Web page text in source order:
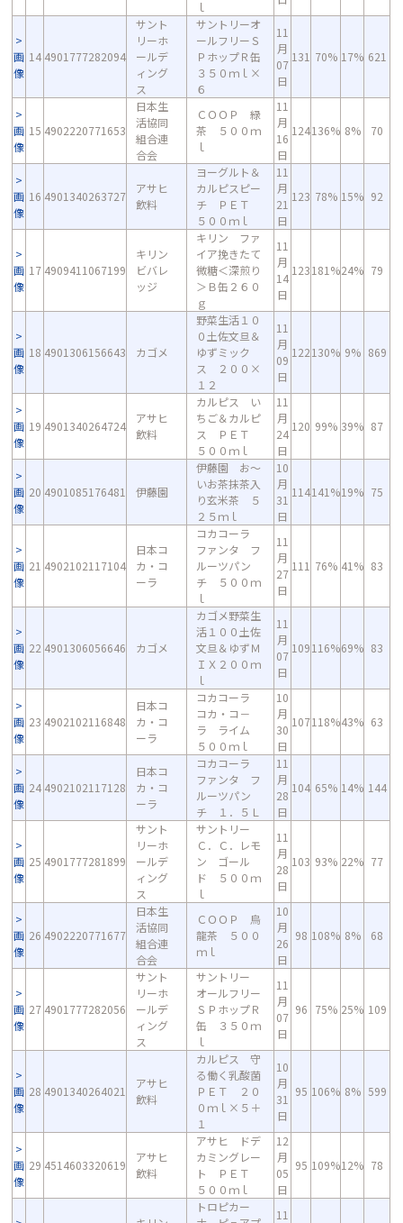
ｌ
画
像
14 4901777282094
サント
リーホ
ールデ
ィング
ス
サントリーオ
ールフリーＳ
ＰホップＲ缶
３５０ｍｌ×
６
11
月
07
日
131 70% 17% 621
画
像
15 4902220771653
日本生
活協同
組合連
合会
ＣＯＯＰ 緑
茶 ５００ｍ
ｌ
11
月
16
日
124136% 8% 70
画
像
16 4901340263727
アサヒ
飲料
ヨーグルト＆
カルピスピー
チ ＰＥＴ
５００ｍｌ
11
月
21
日
123 78% 15% 92
画
像
17 4909411067199
キリン
ビバレ
ッジ
キリン ファ
イア挽きたて
微糖＜深煎り
＞Ｂ缶２６０
ｇ
11
月
14
日
123181%24% 79
画
像
18 4901306156643 カゴメ
野菜生活１０
０土佐文旦＆
ゆずミック
ス ２００×
１２
11
月
09
日
122130% 9% 869
画
像
19 4901340264724
アサヒ
飲料
カルピス い
ちご＆カルピ
ス ＰＥＴ
５００ｍｌ
11
月
24
日
120 99% 39% 87
画
像
20 4901085176481 伊藤園
伊藤園 お～
いお茶抹茶入
り玄米茶 ５
２５ｍｌ
10
月
31
日
114141%19% 75
画
像
21 4902102117104
日本コ
カ・コ
ーラ
コカコーラ
ファンタ フ
ルーツパン
チ ５００ｍ
ｌ
11
月
27
日
111 76% 41% 83
画
像
22 4901306056646 カゴメ
カゴメ野菜生
活１００土佐
文旦＆ゆずＭ
ＩＸ２００ｍ
ｌ
11
月
07
日
109116%69% 83
画
像
23 4902102116848
日本コ
カ・コ
ーラ
コカコーラ
コカ・コ－
ラ ライム
５００ｍｌ
10
月
30
日
107118%43% 63
画
像
24 4902102117128
日本コ
カ・コ
ーラ
コカコーラ
ファンタ フ
ルーツパン
チ １．５Ｌ
11
月
28
日
104 65% 14% 144
画
像
25 4901777281899
サント
リーホ
ールデ
ィング
ス
サントリー
Ｃ．Ｃ．レモ
ン ゴール
ド ５００ｍ
ｌ
11
月
28
日
103 93% 22% 77
画
像
26 4902220771677
日本生
活協同
組合連
合会
ＣＯＯＰ 烏
龍茶 ５００
ｍｌ
10
月
26
日
98 108% 8% 68
画
像
27 4901777282056
サント
リーホ
ールデ
ィング
ス
サントリー
オールフリー
ＳＰホップＲ
缶 ３５０ｍ
ｌ
11
月
07
日
96 75% 25% 109
画
像
28 4901340264021
アサヒ
飲料
カルピス 守
る働く乳酸菌
ＰＥＴ ２０
０ｍｌ×５＋
１
10
月
31
日
95 106% 8% 599
画
像
29 4514603320619
アサヒ
飲料
アサヒ ドデ
カミングレー
ト ＰＥＴ
５００ｍｌ
12
月
05
日
95 109%12% 78
トロピカー
11